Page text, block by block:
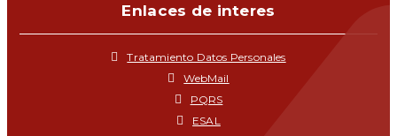
Enlaces de interes
Tratamiento Datos Personales
WebMail
PQRS
ESAL